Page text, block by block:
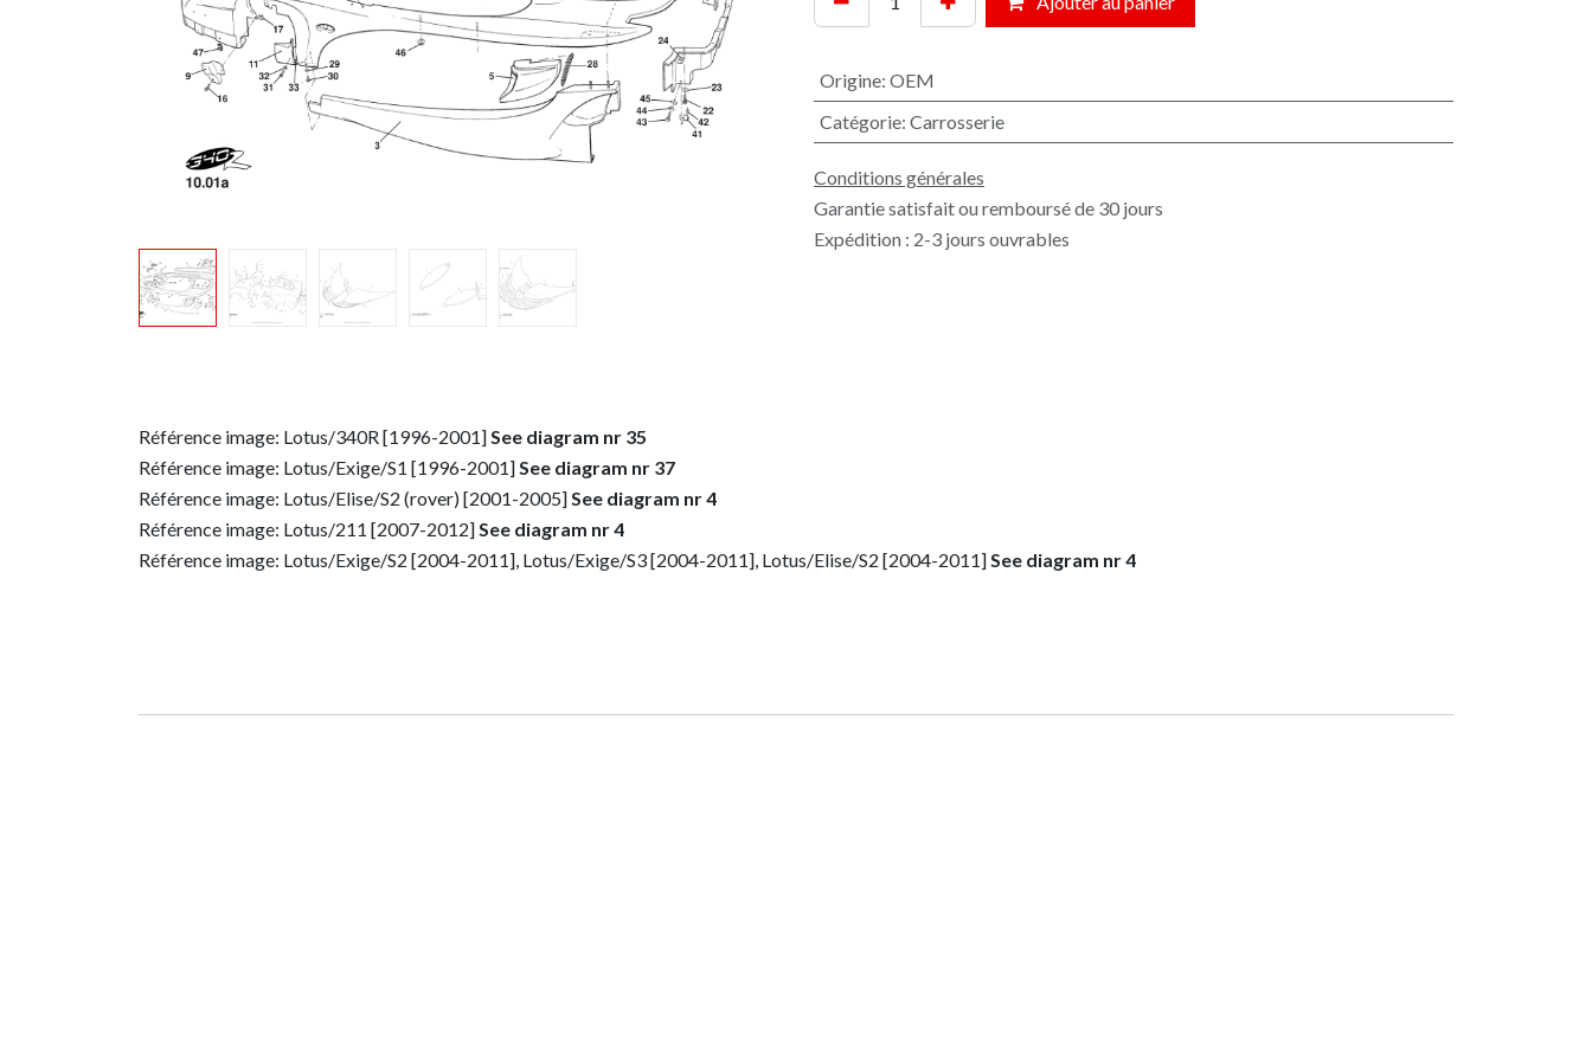
Origine: OEM
Catégorie: Carrosserie
Conditions générales
Garantie satisfait ou remboursé de 30 jours
Expédition : 2-3 jours ouvrables
Référence image: Lotus/340R [1996-2001]See diagram nr 35
Référence image: Lotus/Exige/S1 [1996-2001]See diagram nr 37
Référence image: Lotus/Elise/S2 (rover) [2001-2005]See diagram nr 4
Référence image: Lotus/211 [2007-2012]See diagram nr 4
Référence image: Lotus/Exige/S2 [2004-2011], Lotus/Exige/S3 [2004-2011], Lotus/Elise/S2 [2004-2011]See diagram nr 4